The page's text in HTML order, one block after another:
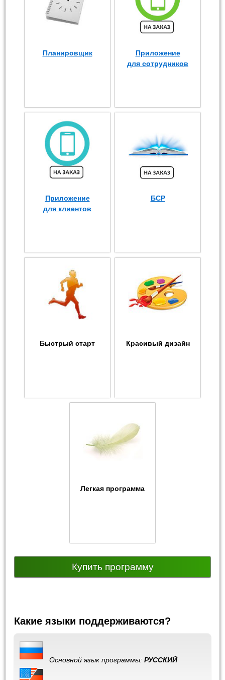
Планировщик
Приложение
для сотрудников
Приложение
для клиентов
БСР
Быстрый старт Красивый дизайн
Легкая программа
Купить программу
Какие языки поддерживаются?
Основной язык программы:РУССКИЙ